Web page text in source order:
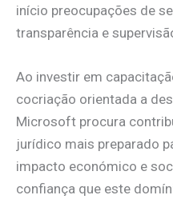
início preocupações de
transparência e
Ao investir em
cocriação orientada a
Microsoft procura
jurídico mais preparado
impacto económico e
confiança que este